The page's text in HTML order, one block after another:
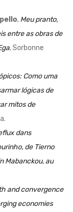
, Meu pranto,
entre as obras de
, Sorbonne
Como uma
lógicas de
mitos de
dans
de Tierno
Mabanckou, au
and convergence
economies